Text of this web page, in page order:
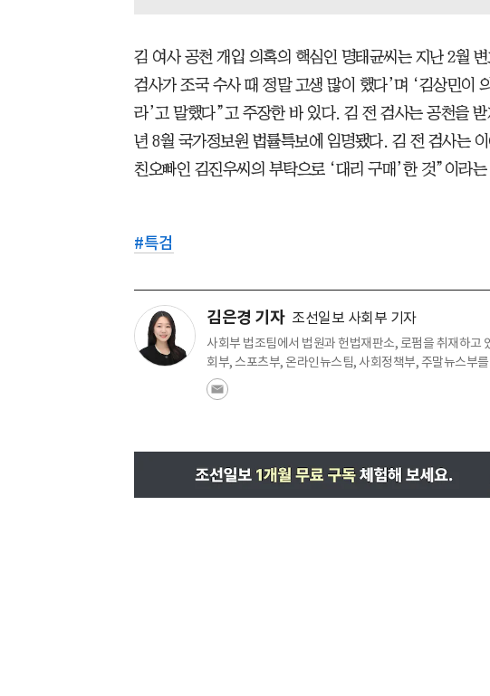
김 여사 공천 개입 의혹의 핵심인 명태균씨는 지난 2월
검사가 조국 수사 때 정말 고생 많이 했다’며 ‘김상민이
라’고 말했다”고 주장한 바 있다. 김 전 검사는 공천을
년 8월 국가정보원 법률특보에 임명됐다. 김 전 검사는
친오빠인 김진우씨의 부탁으로 ‘대리 구매’한 것”이라
#특검
김은경 기자 조선일보 사회부 기자
사회부 법조팀에서 법원과 헌법재판소, 로펌을 취재하고
회부, 스포츠부, 온라인뉴스팀, 사회정책부, 주말뉴스부